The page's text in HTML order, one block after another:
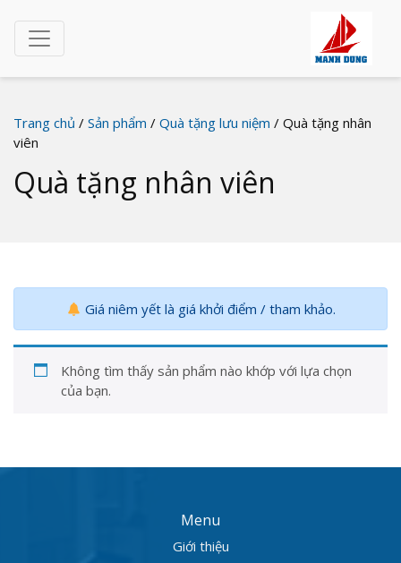
Trang chủ / Sản phẩm / Quà tặng lưu niệm / Quà tặng nhân
viên
Quà tặng nhân viên
Giá niêm yết là giá khởi điểm / tham khảo.
Không tìm thấy sản phẩm nào khớp với lựa chọn
của bạn.
Menu
Giới thiệu